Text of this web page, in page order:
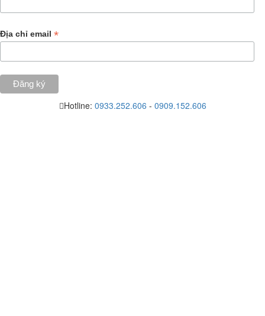
Địa chỉ email *
Hotline: 0933.252.606 - 0909.152.606